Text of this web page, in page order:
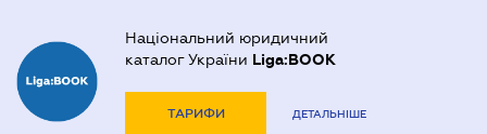
Національний юридичний
каталог України Liga:BOOK
ТАРИФИ ДЕТАЛЬНІШЕ